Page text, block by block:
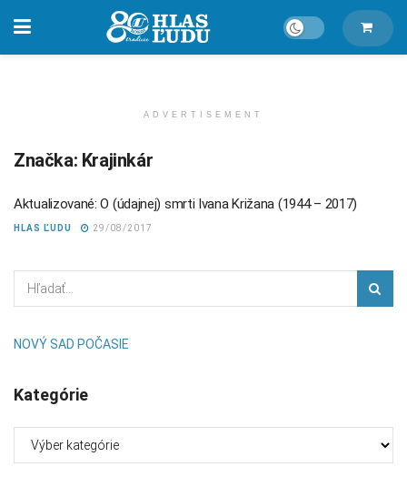
ADVERTISEMENT
Značka: Krajinkár
Aktualizované: O (údajnej) smrti Ivana Križana (1944 – 2017)
HLAS ĽUDU 29/08/2017
NOVÝ SAD POČASIE
Kategórie